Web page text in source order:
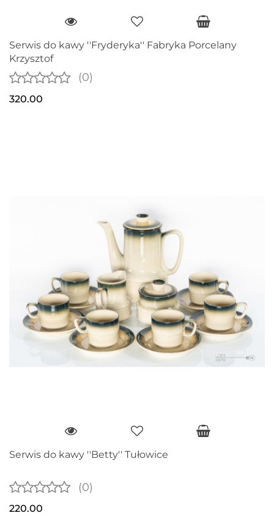
Serwis do kawy ''Fryderyka'' Fabryka Porcelany
Krzysztof
(0)
320.00
Serwis do kawy ''Betty'' Tułowice
(0)
220.00